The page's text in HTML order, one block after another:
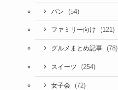
パン (54)
ファミリー向け (121)
グルメまとめ記事 (78)
スイーツ (254)
女子会 (72)